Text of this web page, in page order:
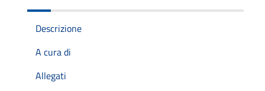
Descrizione
A cura di
Allegati